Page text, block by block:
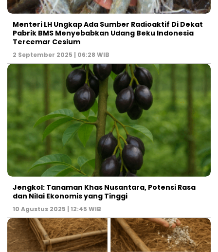
Menteri LH Ungkap Ada Sumber Radioaktif Di Dekat
Pabrik BMS Menyebabkan Udang Beku Indonesia
Tercemar Cesium
2 September 2025 | 06:28 WIB
Jengkol: Tanaman Khas Nusantara, Potensi Rasa
dan Nilai Ekonomis yang Tinggi
10 Agustus 2025 | 12:45 WIB